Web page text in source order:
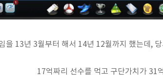
을 13년 3월부터 해서 14년 12월까지 했는데,
17억짜리 선수를 먹고 구단가치가 31